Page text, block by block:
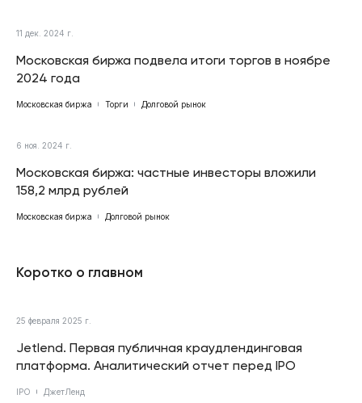
11 дек. 2024 г.
Московская биржа подвела итоги торгов в ноябре
2024 года
Московская биржа Торги Долговой рынок
6 ноя. 2024 г.
Московская биржа: частные инвесторы вложили
158,2 млрд рублей
Московская биржа Долговой рынок
Коротко о главном
25 февраля 2025 г.
Jetlend. Первая публичная краудлендинговая
платформа. Аналитический отчет перед IPO
IPO ДжетЛенд